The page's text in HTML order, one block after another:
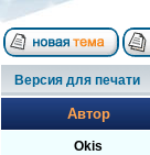
Версия для печати
Автор
Okis